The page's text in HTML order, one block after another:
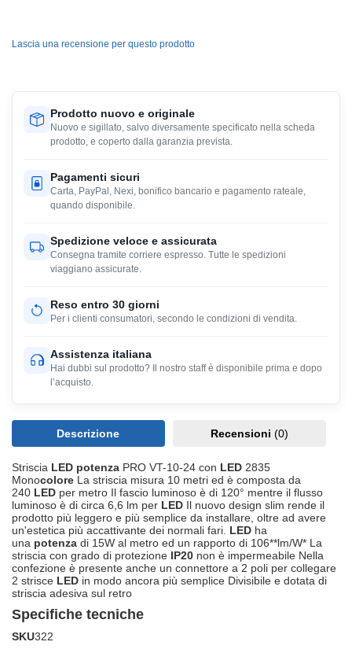
Lascia una recensione per questo prodotto
Prodotto nuovo e originale
Nuovo e sigillato, salvo diversamente specificato nella scheda
prodotto, e coperto dalla garanzia prevista.
Pagamenti sicuri
Carta, PayPal, Nexi, bonifico bancario e pagamento rateale,
quando disponibile.
Spedizione veloce e assicurata
Consegna tramite corriere espresso. Tutte le spedizioni
viaggiano assicurate.
Reso entro 30 giorni
Per i clienti consumatori, secondo le condizioni di vendita.
Assistenza italiana
Hai dubbi sul prodotto? Il nostro staff è disponibile prima e dopo
l’acquisto.
Descrizione Recensioni (0)
Striscia LED potenza PRO VT-10-24 con LED 2835
Monocolore La striscia misura 10 metri ed è composta da
240 LED per metro Il fascio luminoso è di 120° mentre il flusso
luminoso è di circa 6,6 lm per LED Il nuovo design slim rende il
prodotto più leggero e più semplice da installare, oltre ad avere
un'estetica più accattivante dei normali fari. LED ha
una potenza di 15W al metro ed un rapporto di 106**lm/W* La
striscia con grado di protezione IP20 non è impermeabile Nella
confezione è presente anche un connettore a 2 poli per collegare
2 strisce LED in modo ancora più semplice Divisibile e dotata di
striscia adesiva sul retro
Specifiche tecniche
SKU322